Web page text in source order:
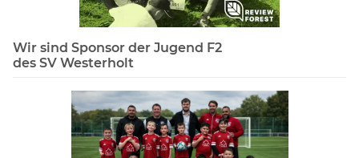
Wir sind Sponsor der Jugend F2
des SV Westerholt